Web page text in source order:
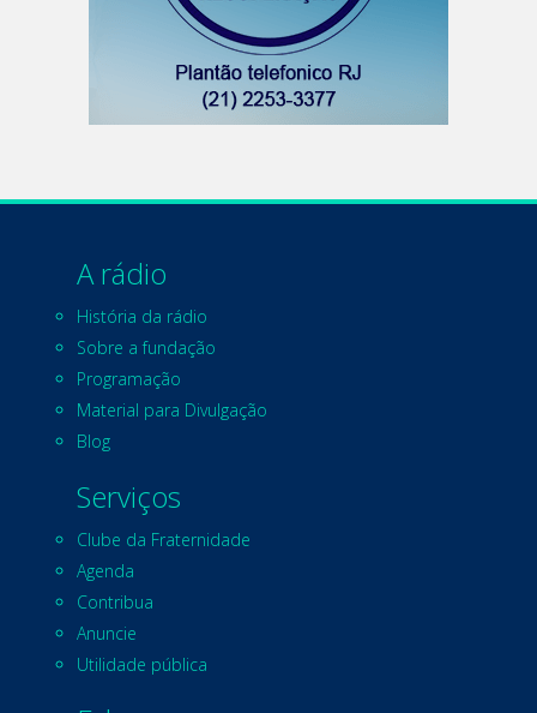
A rádio
História da rádio
Sobre a fundação
Programação
Material para Divulgação
Blog
Serviços
Clube da Fraternidade
Agenda
Contribua
Anuncie
Utilidade pública